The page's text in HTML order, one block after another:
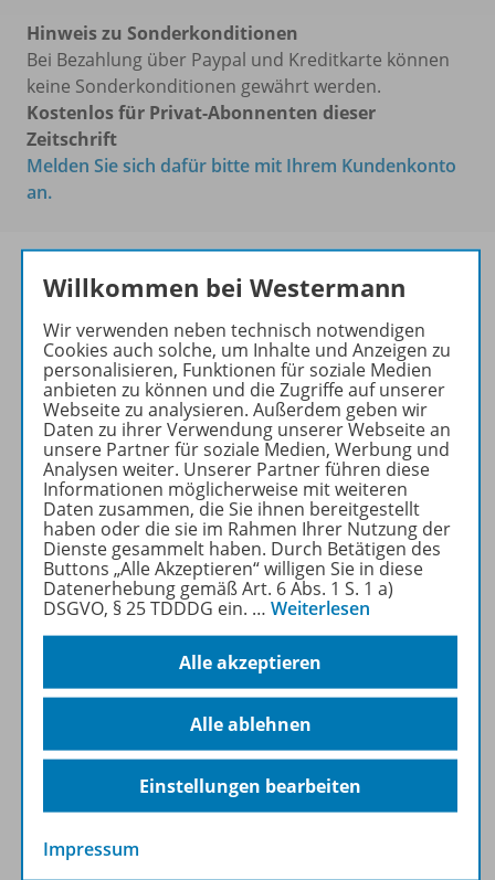
Hinweis zu Sonderkonditionen
Bei Bezahlung über Paypal und Kreditkarte können
keine Sonderkonditionen gewährt werden.
Kostenlos für Privat-Abonnenten dieser
Zeitschrift
Melden Sie sich dafür bitte mit Ihrem Kundenkonto
an.
Das führende Magazin für
den wissenschaftlichen
Transfer!
Ihr Wegweiser zu den
wichtigsten Seiten der GR:
zu den Abo-Angeboten
zum Zeitschriftenkiosk
zum Online-Archiv
Mehr zur Zeitschrift
Informationen
Beschreibung
Willkommen bei Westermann
Wir verwenden neben technisch notwendigen
Cookies auch solche, um Inhalte und Anzeigen zu
personalisieren, Funktionen für soziale Medien
anbieten zu können und die Zugriffe auf unserer
Webseite zu analysieren. Außerdem geben wir
Daten zu ihrer Verwendung unserer Webseite an
unsere Partner für soziale Medien, Werbung und
Analysen weiter. Unserer Partner führen diese
Informationen möglicherweise mit weiteren
Daten zusammen, die Sie ihnen bereitgestellt
haben oder die sie im Rahmen Ihrer Nutzung der
Dienste gesammelt haben. Durch Betätigen des
Buttons „Alle Akzeptieren“ willigen Sie in diese
Datenerhebung gemäß Art. 6 Abs. 1 S. 1 a)
DSGVO, § 25 TDDDG ein. … Weiterlesen
Alle akzeptieren
Alle ablehnen
Einstellungen bearbeiten
Impressum